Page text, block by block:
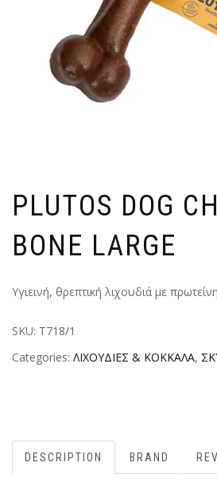
PLUTOS DOG
BONE LARGE
Υγιεινή, θρεπτική λιχουδιά με
SKU: T718/1
Categories: ΛΙΧΟΥΔΙΕΣ & ΚΟΚΚΑΛΑ,
DESCRIPTION BRAND